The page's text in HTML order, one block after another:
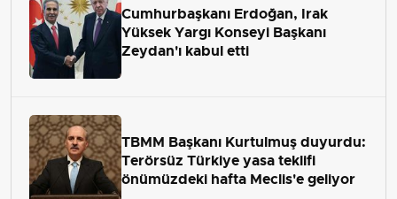
Cumhurbaşkanı Erdoğan, Irak
Yüksek Yargı Konseyi Başkanı
Zeydan'ı kabul etti
TBMM Başkanı Kurtulmuş duyurdu:
Terörsüz Türkiye yasa teklifi
önümüzdeki hafta Meclis'e geliyor